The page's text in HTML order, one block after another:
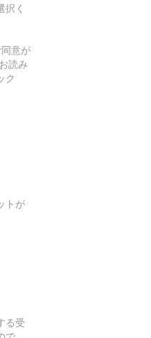
く
意が
読み
ク
トが
る受